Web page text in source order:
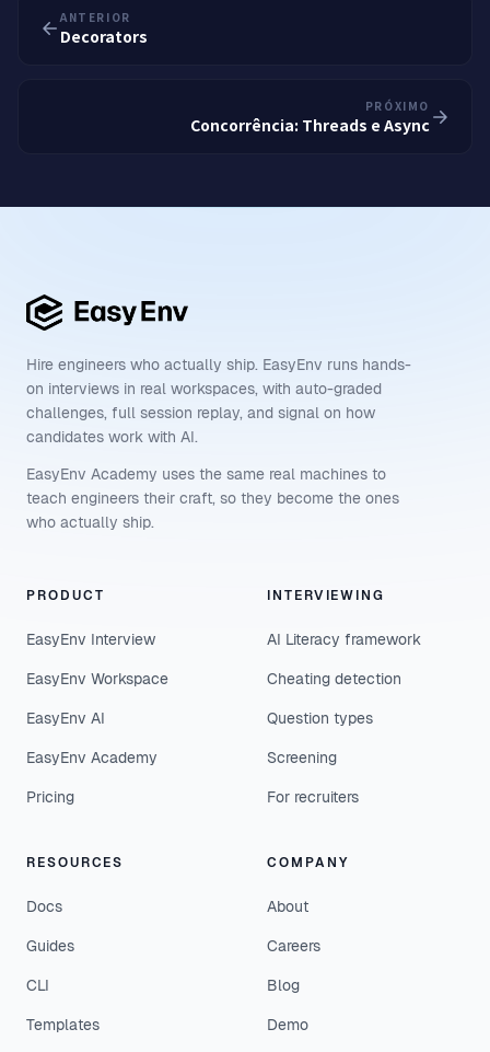
ANTERIOR
Decorators
PRÓXIMO
Concorrência: Threads e Async
Hire engineers who actually ship. EasyEnv runs hands-
on interviews in real workspaces, with auto-graded
challenges, full session replay, and signal on how
candidates work with AI.
EasyEnv Academy uses the same real machines to
teach engineers their craft, so they become the ones
who actually ship.
PRODUCT
EasyEnv Interview
EasyEnv Workspace
EasyEnv AI
EasyEnv Academy
Pricing
INTERVIEWING
AI Literacy framework
Cheating detection
Question types
Screening
For recruiters
RESOURCES
Docs
Guides
CLI
Templates
COMPANY
About
Careers
Blog
Demo